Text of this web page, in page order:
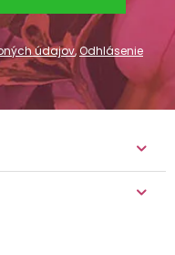
údajov,Odhlásenie